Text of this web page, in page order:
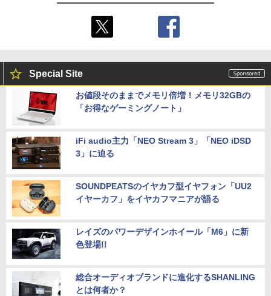
Special Site
お値段そのままでメモリ倍増！メモリ32GBの
「お得なゲーミングノート」
iFi audio主力「NEO Stream 3」「NEO iDSD
3」に迫る
SOUNDPEATSのイヤカフ型イヤフォン「UU2
イヤーカフ」をイヤカフマニアが語る
レイズのパワーデザインホイール「M6」に新
色登場!!
総合オーディオブランドに進化するSHANLING
とは何者か？